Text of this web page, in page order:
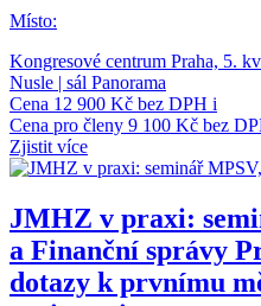
Místo:
Kongresové centrum Praha, 5.
Nusle | sál Panorama
Cena 12 900 Kč bez DPH i
Cena pro členy 9 100 Kč bez
Zjistit více
JMHZ v praxi:
a Finanční správy
dotazy k prvnímu